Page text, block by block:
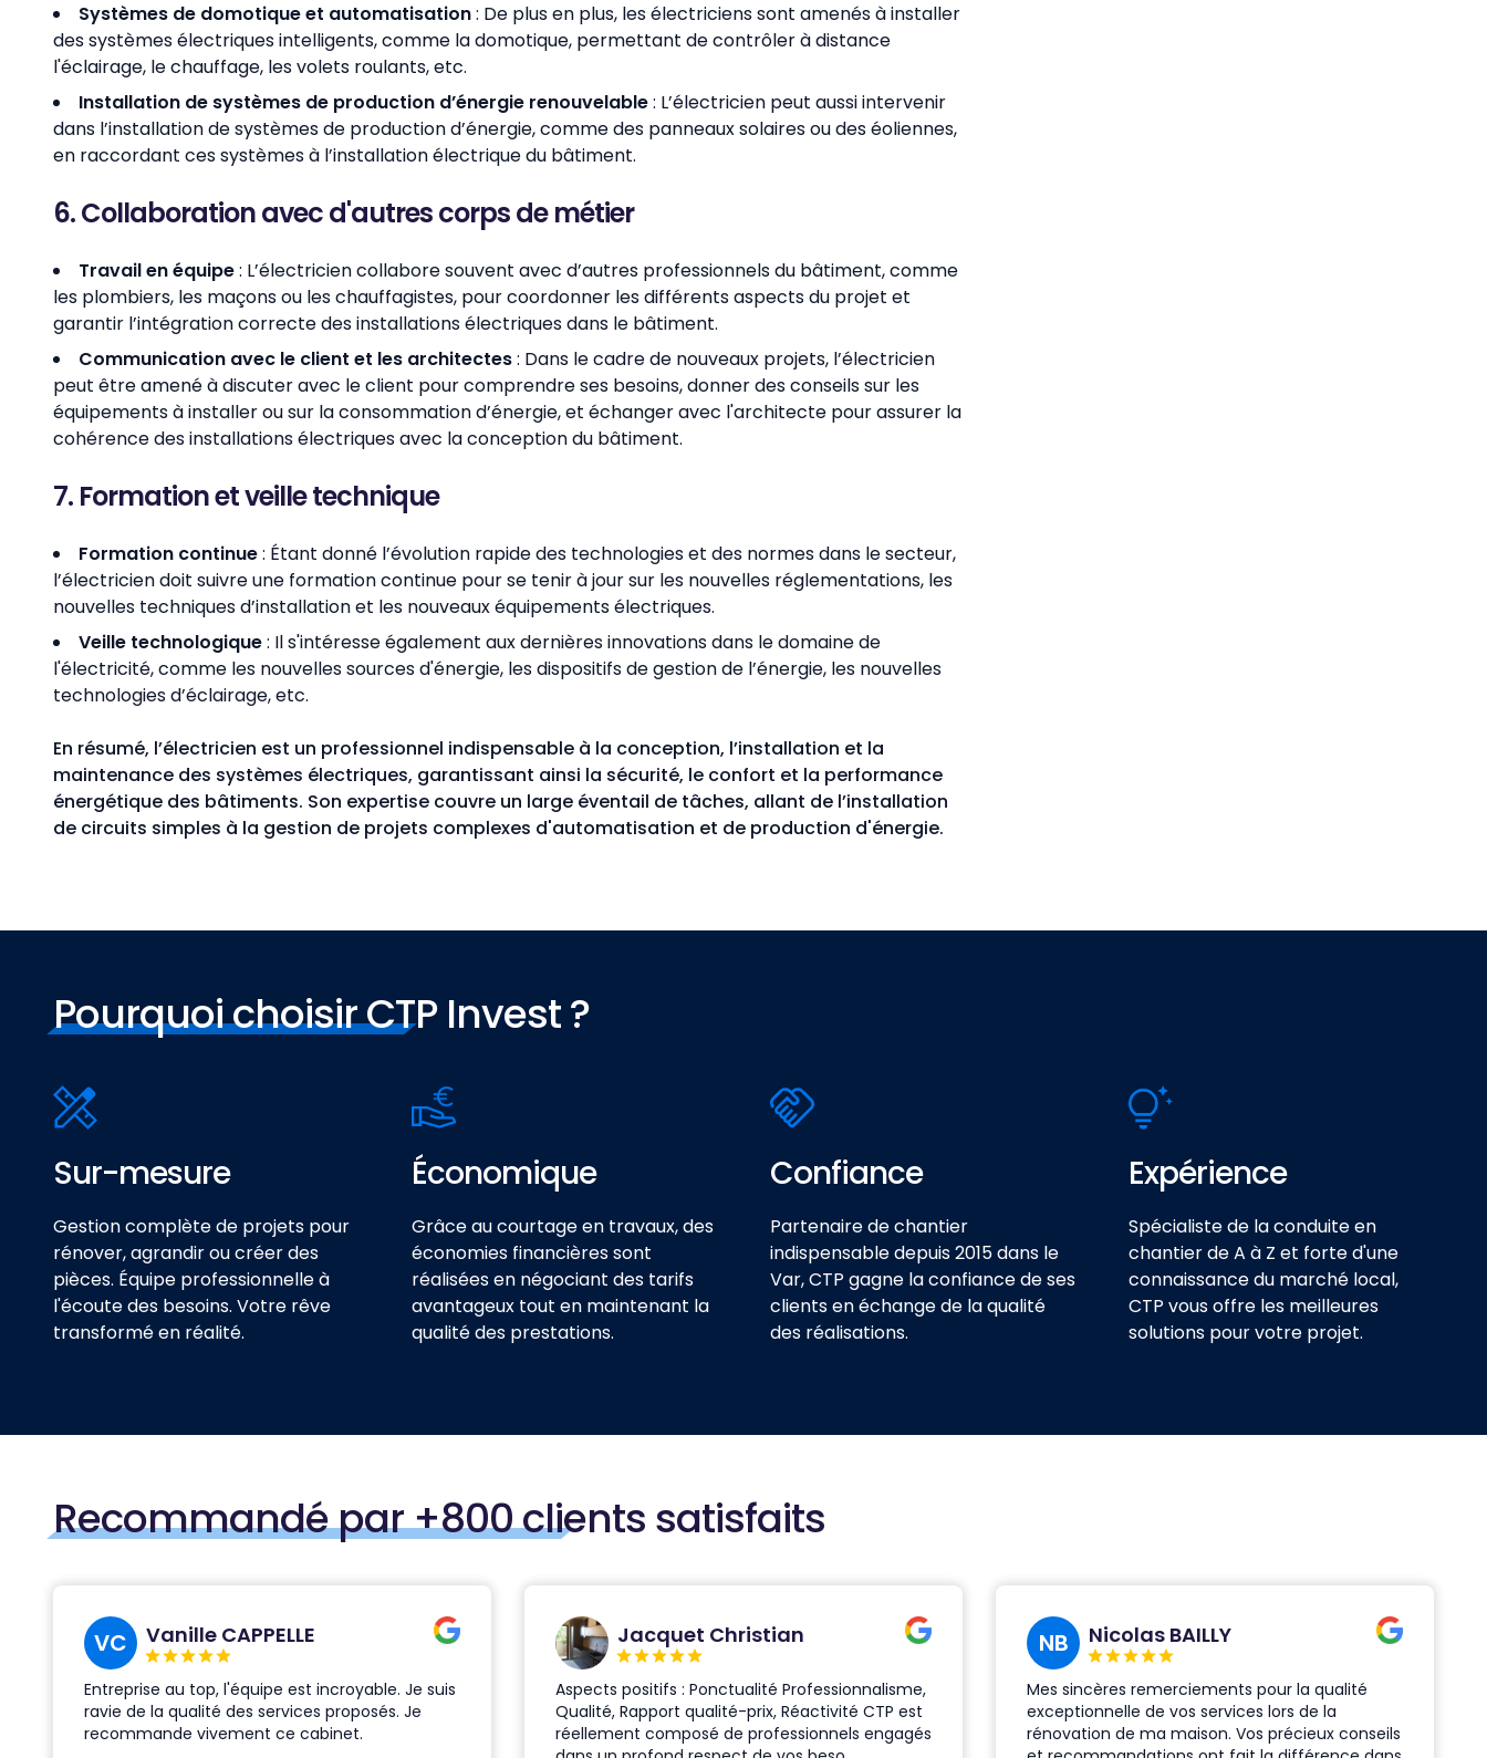
Systèmes de domotique et automatisation: De plus en plus, les électriciens sont amenés à installer
des systèmes électriques intelligents, comme la domotique, permettant de contrôler à distance
l'éclairage, le chauffage, les volets roulants, etc.
Installation de systèmes de production d’énergie renouvelable: L’électricien peut aussi intervenir
dans l’installation de systèmes de production d’énergie, comme des panneaux solaires ou des éoliennes,
en raccordant ces systèmes à l’installation électrique du bâtiment.
6. Collaboration avec d'autres corps de métier
Travail en équipe: L’électricien collabore souvent avec d’autres professionnels du bâtiment, comme
les plombiers, les maçons ou les chauffagistes, pour coordonner les différents aspects du projet et
garantir l’intégration correcte des installations électriques dans le bâtiment.
Communication avec le client et les architectes: Dans le cadre de nouveaux projets, l’électricien
peut être amené à discuter avec le client pour comprendre ses besoins, donner des conseils sur les
équipements à installer ou sur la consommation d’énergie, et échanger avec l'architecte pour assurer la
cohérence des installations électriques avec la conception du bâtiment.
7. Formation et veille technique
Formation continue: Étant donné l’évolution rapide des technologies et des normes dans le secteur,
l’électricien doit suivre une formation continue pour se tenir à jour sur les nouvelles réglementations, les
nouvelles techniques d’installation et les nouveaux équipements électriques.
Veille technologique: Il s'intéresse également aux dernières innovations dans le domaine de
l'électricité, comme les nouvelles sources d'énergie, les dispositifs de gestion de l’énergie, les nouvelles
technologies d’éclairage, etc.
En résumé, l’électricien est un professionnel indispensable à la conception, l’installation et la
maintenance des systèmes électriques, garantissant ainsi la sécurité, le confort et la performance
énergétique des bâtiments. Son expertise couvre un large éventail de tâches, allant de l’installation
de circuits simples à la gestion de projets complexes d'automatisation et de production d'énergie.
Pourquoi choisir CTP Invest ?
Sur-mesure
Gestion complète de projets pour
rénover, agrandir ou créer des
pièces. Équipe professionnelle à
l'écoute des besoins. Votre rêve
transformé en réalité.
Économique
Grâce au courtage en travaux, des
économies financières sont
réalisées en négociant des tarifs
avantageux tout en maintenant la
qualité des prestations.
Confiance
Partenaire de chantier
indispensable depuis 2015 dans le
Var, CTP gagne la confiance de ses
clients en échange de la qualité
des réalisations.
Expérience
Spécialiste de la conduite en
chantier de A à Z et forte d'une
connaissance du marché local,
CTP vous offre les meilleures
solutions pour votre projet.
Recommandé par +800 clients satisfaits
VC Vanille CAPPELLE
Entreprise au top, l'équipe est incroyable. Je suis
ravie de la qualité des services proposés. Je
recommande vivement ce cabinet.
Jacquet Christian
Aspects positifs : Ponctualité Professionnalisme,
Qualité, Rapport qualité-prix, Réactivité CTP est
réellement composé de professionnels engagés
NB Nicolas BAILLY
Mes sincères remerciements pour la qualité
exceptionnelle de vos services lors de la
rénovation de ma maison. Vos précieux conseils